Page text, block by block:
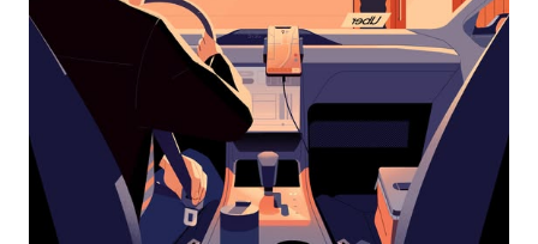
el
botón
escape
el
calendario.